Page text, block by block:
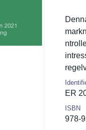
ER
ISBN
978-